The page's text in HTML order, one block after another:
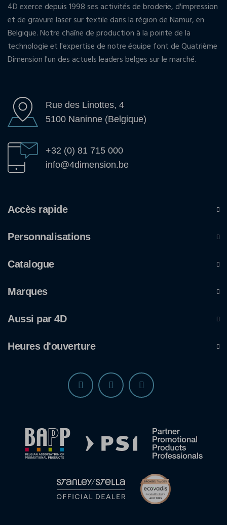
4D exerce depuis 1998 ses activités de broderie, d'impression
et de gravure laser sur textile dans la région de Namur, en
Belgique. Notre chaîne de production à la pointe de la
technologie et l'expertise de notre équipe font de Quatrième
Dimension l'un des actuels leaders belges sur le marché.
Rue des Linottes, 4
5100 Naninne (Belgique)
+32 (0) 81 715 000
info@4dimension.be
Accès rapide
Personnalisations
Catalogue
Marques
Aussi par 4D
Heures d'ouverture